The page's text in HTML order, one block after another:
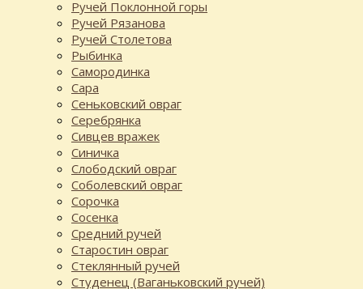
Ручей Поклонной горы
Ручей Рязанова
Ручей Столетова
Рыбинка
Самородинка
Сара
Сеньковский овраг
Серебрянка
Сивцев вражек
Синичка
Слободский овраг
Соболевский овраг
Сорочка
Сосенка
Средний ручей
Старостин овраг
Стеклянный ручей
Студенец (Ваганьковский ручей)